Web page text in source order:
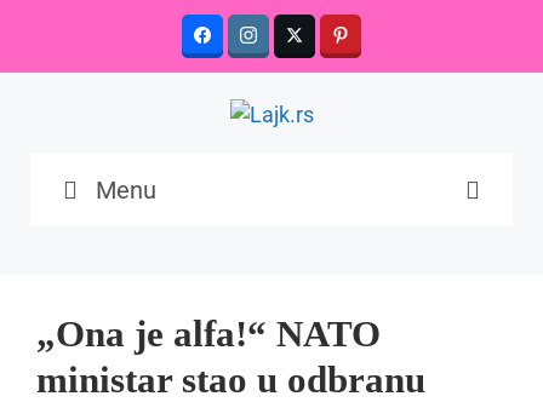
content
Menu
„Ona je alfa!“ NATO
ministar stao u odbranu